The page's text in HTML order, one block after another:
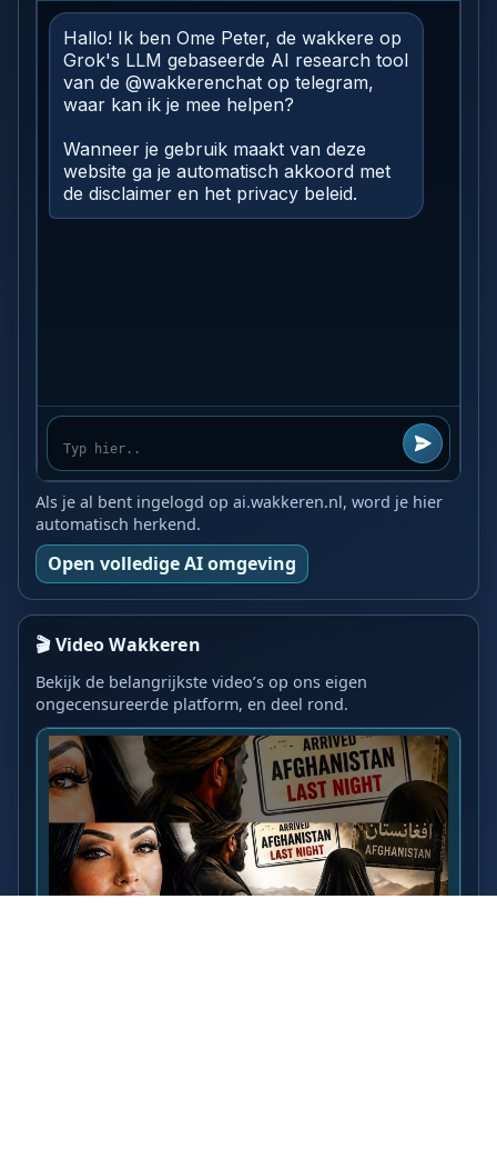
Als je al bent ingelogd op ai.wakkeren.nl, word je hier
automatisch herkend.
Open volledige AI omgeving
🎬 Video Wakkeren
Bekijk de belangrijkste video’s op ons eigen
ongecensureerde platform, en deel rond.